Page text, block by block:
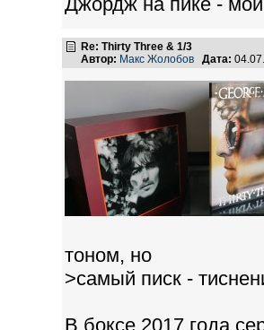
Re: Thirty Three & 1/3
Автор: Макс Жолобов Дата:
тоном, но
>самый писк -
В боксе 2017 года